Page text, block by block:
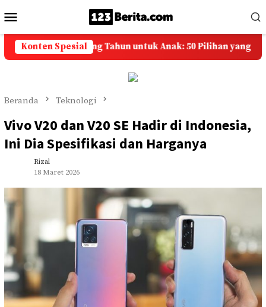
ke
kontenMobile
Konten Spesial
Selamat Ulang Tahun untuk Anak: 50 Pilihan yang Penuh
Beranda Teknologi
Vivo V20 dan V20 SE Hadir di Indonesia,
Ini Dia Spesifikasi dan Harganya
Rizal
18 Maret 2026